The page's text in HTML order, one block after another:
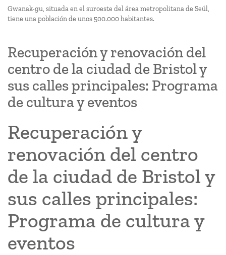
Gwanak-gu, situada en el suroeste del área metropolitana de Seúl,
tiene una población de unos 500.000 habitantes.
Recuperación y renovación del
centro de la ciudad de Bristol y
sus calles principales: Programa
de cultura y eventos
Recuperación y
renovación del centro
de la ciudad de Bristol y
sus calles principales:
Programa de cultura y
eventos